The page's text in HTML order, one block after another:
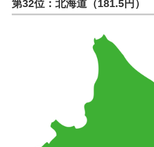
第32位：北海道（181.5円）